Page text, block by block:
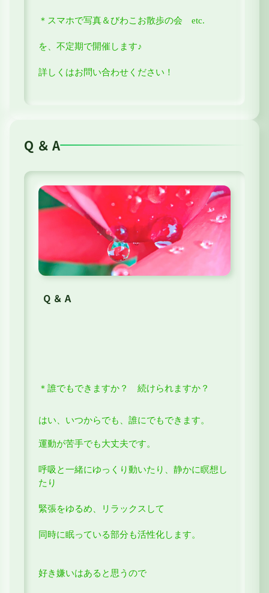
＊スマホで写真＆びわこお散歩の会 etc.
を、不定期で開催します♪
詳しくはお問い合わせください！
Q ＆ A
Q ＆ A
＊誰でもできますか？ 続けられますか？
はい、いつからでも、誰にでもできます。
運動が苦手でも大丈夫です。
呼吸と一緒にゆっくり動いたり、 静かに瞑想し
たり
緊張をゆるめ、 リラックスして
同時に眠っている部分も活性化します。
好き嫌いはあると思うので